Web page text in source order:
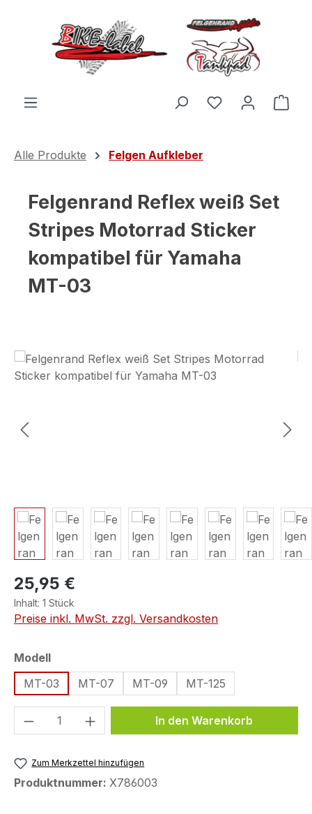
Zum Hauptinhalt springen
Du hast 0
Alle Produkte Felgen Aufkleber
Felgenrand Reflex weiß Set
Stripes Motorrad Sticker
kompatibel für Yamaha
MT-03
Bildergalerie überspringen
25,95 €
Inhalt: 1 Stück
Preise inkl. MwSt. zzgl. Versandkosten
Modellauswählen
MT-03
MT-07 MT-09 MT-125
Produkt Anzahl: Gib denIn den Warenkorb
Zum Merkzettel hinzufügen
Produktnummer: X786003